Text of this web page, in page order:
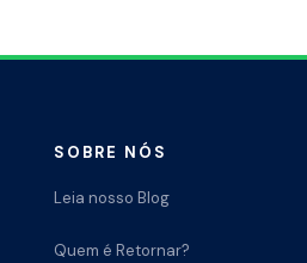
SOBRE NÓS
Leia nosso Blog
Quem é Retornar?